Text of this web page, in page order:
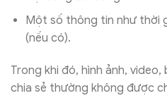
Một số thông tin như thời
(nếu có).
Trong khi đó, hình ảnh,
chia sẻ thường không được